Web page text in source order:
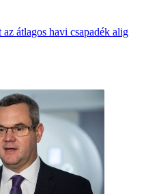
átlagos havi csapadék alig